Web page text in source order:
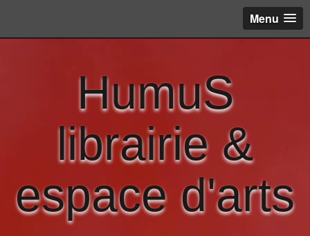
Menu
HumuS
librairie &
espace d'arts